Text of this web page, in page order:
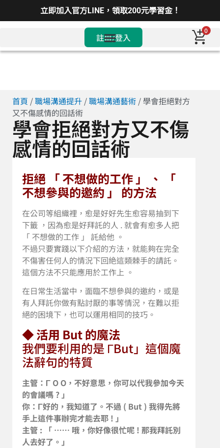
立即加入官方LINE，領取200元學習金！
註冊/登入
0
首頁 /職場溝通提升 /職場溝通藝術 / 學會拒絕對方
又不傷感情的回話術
學會拒絕對方又不傷
感情的回話術
拒絕 「 不想做的工作 」 、 「
不想參與的邀約 」 的方法
在公司等組織裡，愈是好好先生愈容易抽到下
下籤 ，因為愈是好拜託的人 . 就會有愈多人把
「 不想做的工作 」 託給他 。
不過只要實踐以下介紹的方法，就能夠在完全
不傷害任何人的情況下回絶這類棘手的請託。
這個方法不只能應用於工作上 。
在日常生活當中，面臨不想參與的邀約，或是
有人拜託你做有點討厭的事等情況，在難以拒
絕的困境下，也可以運用相同的技巧。
◆ 活用 But 的魔法
我們要利用的是 ΓBut」這個魔
法辭句的特質
主管：Γ O O，不好意思，你可以代我參加今天
的會議嗎 ? 」
你：Γ好的，我知道了。不過 ( But ) 我得先將
手上這件事辦完才能去耶 ! 」
主管 : 「 …… 哦，你好像很忙呢 ! 那我拜託別
人去好了。」